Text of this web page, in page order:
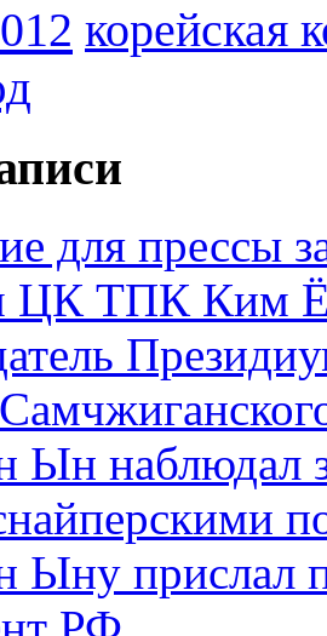
корейская
для прессы
ЦК ТПК Ким
наблюдал
Ыну прислал